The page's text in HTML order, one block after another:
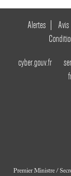
Alertes Avis
cyber.gouv.fr
Premier Ministre /